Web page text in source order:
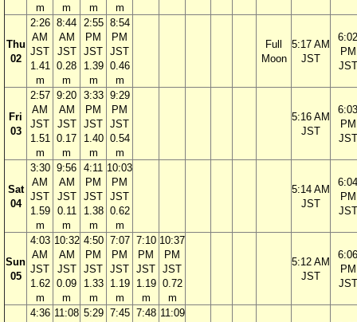
m
m
m
m
Thu
02
2:26
AM
JST
1.41
m
8:44
AM
JST
0.28
m
2:55
PM
JST
1.39
m
8:54
PM
JST
0.46
m
Full
Moon
5:17 AM
JST
6:02
PM
JST
Fri
03
2:57
AM
JST
1.51
m
9:20
AM
JST
0.17
m
3:33
PM
JST
1.40
m
9:29
PM
JST
0.54
m
5:16 AM
JST
6:03
PM
JST
Sat
04
3:30
AM
JST
1.59
m
9:56
AM
JST
0.11
m
4:11
PM
JST
1.38
m
10:03
PM
JST
0.62
m
5:14 AM
JST
6:04
PM
JST
Sun
05
4:03
AM
JST
1.62
m
10:32
AM
JST
0.09
m
4:50
PM
JST
1.33
m
7:07
PM
JST
1.19
m
7:10
PM
JST
1.19
m
10:37
PM
JST
0.72
m
5:12 AM
JST
6:06
PM
JST
4:36 11:08 5:29 7:45 7:48 11:09